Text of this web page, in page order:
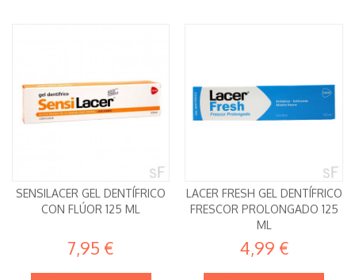
SENSILACER GEL DENTÍFRICO
CON FLÚOR 125 ML
7,95 €
LACER FRESH GEL DENTÍFRICO
FRESCOR PROLONGADO 125
ML
4,99 €